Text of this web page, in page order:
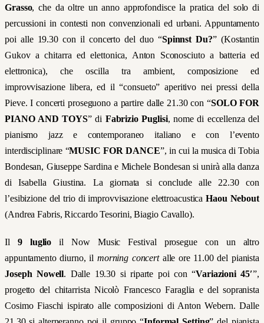
Grasso, che da oltre un anno approfondisce la pratica del solo di
percussioni in contesti non convenzionali ed urbani. Appuntamento
poi alle 19.30 con il concerto del duo “Spinnst Du?” (Kostantin
Gukov a chitarra ed elettonica, Anton Sconosciuto a batteria ed
elettronica), che oscilla tra ambient, composizione ed
improvvisazione libera, ed il “consueto” aperitivo nei pressi della
Pieve. I concerti proseguono a partire dalle 21.30 con “SOLO FOR
PIANO AND TOYS”di Fabrizio Puglisi, nome di eccellenza del
pianismo jazz e contemporaneo italiano e con l’evento
interdisciplinare “MUSIC FOR DANCE”, in cui la musica di Tobia
Bondesan, Giuseppe Sardina e Michele Bondesan si unirà alla danza
di Isabella Giustina. La giornata si conclude alle 22.30 con
l’esibizione del trio di improvvisazione elettroacusticaHaou Nebout
(Andrea Fabris, Riccardo Tesorini, Biagio Cavallo).
Il 9 luglioil Now Music Festival prosegue con un altro
appuntamento diurno, il morning concertalle ore 11.00 del pianista
Joseph Nowell. Dalle 19.30 si riparte poi con “Variazioni 45′”,
progetto del chitarrista Nicolò Francesco Faraglia e del sopranista
Cosimo Fiaschi ispirato alle composizioni di Anton Webern. Dalle